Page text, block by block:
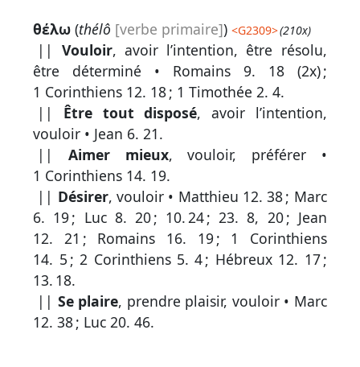
θέλω (thélô [verbe primaire])<G2309>(210x)
|| Vouloir, avoir l’intention, être résolu,
être déterminé • Romains 9. 18(2x) ;
1 Corinthiens 12. 18; 1 Timothée 2. 4.
|| Être tout disposé, avoir l’intention,
vouloir • Jean 6. 21.
|| Aimer mieux, vouloir, préférer •
1 Corinthiens 14. 19.
|| Désirer, vouloir • Matthieu 12. 38; Marc
6. 19; Luc 8. 20; 10. 24;23. 8, 20; Jean
12. 21 ; Romains 16. 19; 1 Corinthiens
14. 5 ;2 Corinthiens 5. 4; Hébreux 12. 17;
13. 18.
|| Se plaire, prendre plaisir, vouloir • Marc
12. 38; Luc 20. 46.
Rechercher
par
code
strong
Rechercher
par
lettre
Rechercher
par
mot
grec